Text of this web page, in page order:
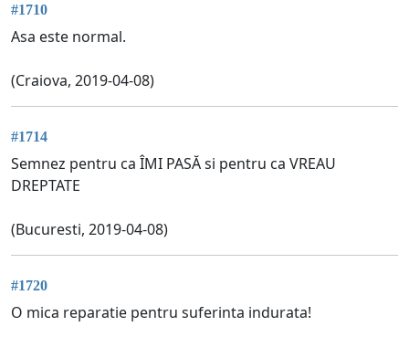
#1710
Asa este normal.
(Craiova, 2019-04-08)
#1714
Semnez pentru ca ÎMI PASĂ si pentru ca VREAU
DREPTATE
(Bucuresti, 2019-04-08)
#1720
O mica reparatie pentru suferinta indurata!